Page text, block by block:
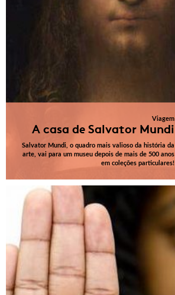
Viagem
A casa de Salvator Mundi
Salvator Mundi, o quadro mais valioso da história da
arte, vai para um museu depois de mais de 500 anos
em coleções particulares!